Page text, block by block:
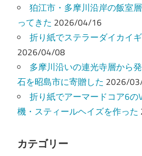
狛江市・多摩川沿岸の飯室
ってきた 2026/04/16
折り紙でステラーダイカイ
2026/04/08
多摩川沿いの連光寺層から
石を昭島市に寄贈した 2026/
折り紙でアーマードコア6の
機・スティールヘイズを作った
カテゴリー